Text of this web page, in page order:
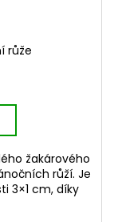
růže
žakárového
růží. Je
3×1 cm, díky